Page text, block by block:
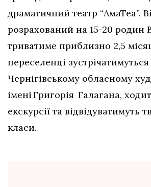
драматичний театр “АмаТеа”.
розрахований на 15-20 родин
триватиме приблизно 2,5
переселенці зустрічатимуться
Чернігівському обласному
імені Григорія Галагана,
екскурсії та відвідуватимуть
класи.